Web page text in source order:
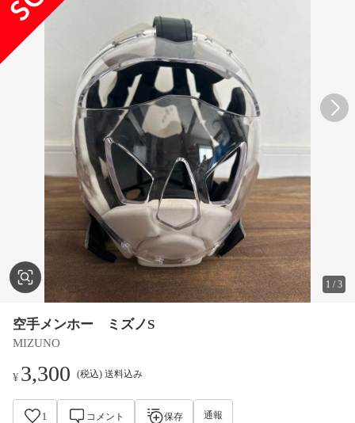
1 /3
空手メンホー ミズノS
MIZUNO
¥3,300 (税込) 送料込み
1 コメント 保存 通報